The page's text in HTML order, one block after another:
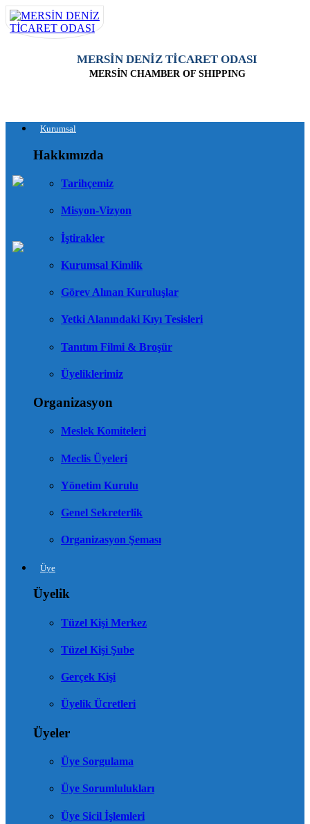
MERSİN DENİZ TİCARET ODASI
MERSİN CHAMBER OF SHIPPING
Kurumsal
Hakkımızda
Tarihçemiz
Misyon-Vizyon
İştirakler
Kurumsal Kimlik
Görev Alınan Kuruluşlar
Yetki Alanındaki Kıyı Tesisleri
Tanıtım Filmi & Broşür
Üyeliklerimiz
Organizasyon
Meslek Komiteleri
Meclis Üyeleri
Yönetim Kurulu
Genel Sekreterlik
Organizasyon Şeması
Üye
Üyelik
Tüzel Kişi Merkez
Tüzel Kişi Şube
Gerçek Kişi
Üyelik Ücretleri
Üyeler
Üye Sorgulama
Üye Sorumlulukları
Üye Sicil İşlemleri